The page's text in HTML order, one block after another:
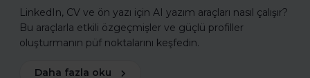
LinkedIn, CV ve ön yazı için AI yazım araçları nasıl çalışır?
Bu araçlarla etkili özgeçmişler ve güçlü profiller
oluşturmanın püf noktalarını keşfedin.
Daha fazla oku